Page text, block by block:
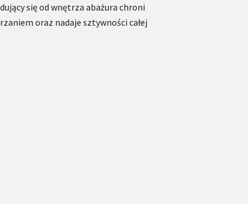
się od wnętrza abażura chroni
oraz nadaje sztywności całej